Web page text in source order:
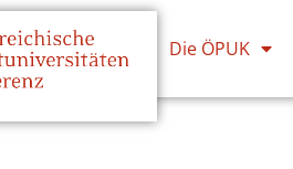
Die ÖPUK